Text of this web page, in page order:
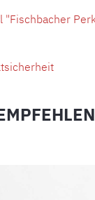
"Fischbacher